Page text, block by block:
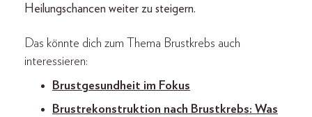
Heilungschancen weiter zu steigern.
Das könnte dich zum Thema Brustkrebs auch
interessieren:
Brustgesundheit im Fokus
Brustrekonstruktion nach Brustkrebs: Was